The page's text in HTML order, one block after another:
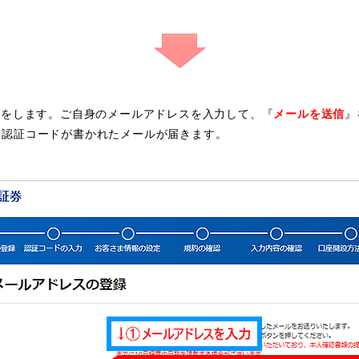
します。ご自身のメールアドレスを入力して、『 メールを送信
証コードが書かれたメールが届きます。